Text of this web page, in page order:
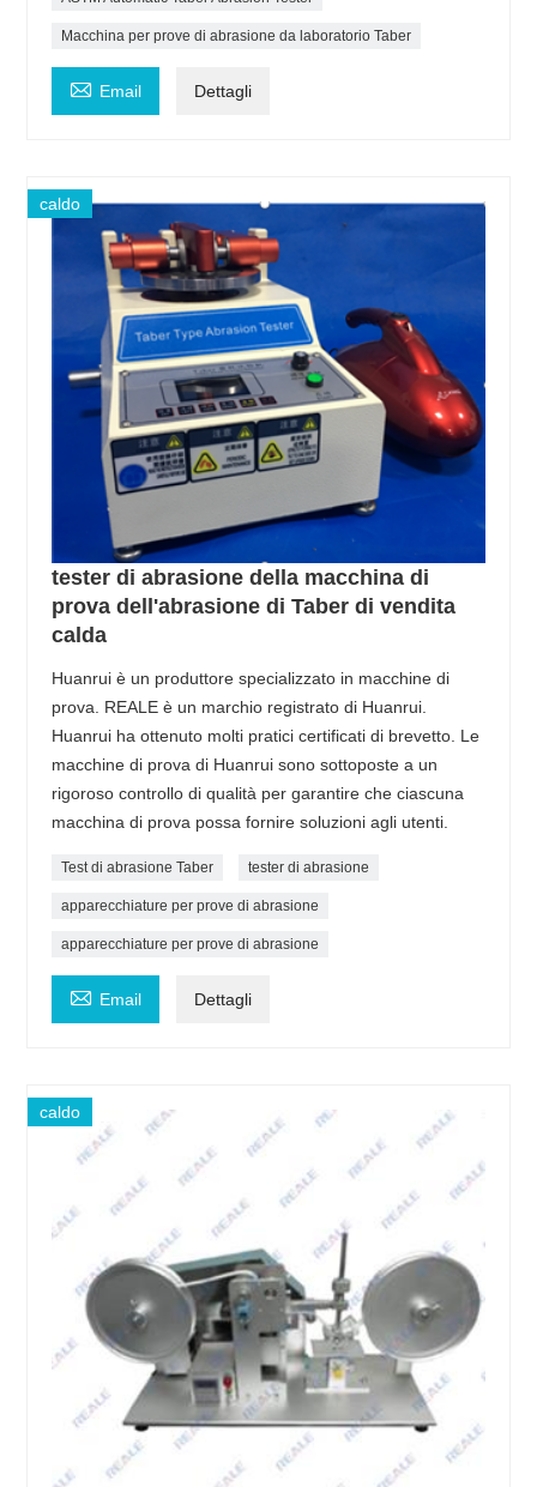
Macchina per prove di abrasione da laboratorio Taber
 Email Dettagli
caldo
tester di abrasione della macchina di
prova dell'abrasione di Taber di vendita
calda
Huanrui è un produttore specializzato in macchine di
prova. REALE è un marchio registrato di Huanrui.
Huanrui ha ottenuto molti pratici certificati di brevetto. Le
macchine di prova di Huanrui sono sottoposte a un
rigoroso controllo di qualità per garantire che ciascuna
macchina di prova possa fornire soluzioni agli utenti.
Test di abrasione Taber tester di abrasione
apparecchiature per prove di abrasione
apparecchiature per prove di abrasione
 Email Dettagli
caldo